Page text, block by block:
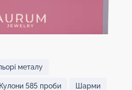
металу
Кулони 585 проби Шарми